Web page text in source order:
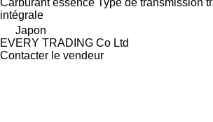
intégrale
Japon
EVERY TRADING Co Ltd
Contacter le vendeur